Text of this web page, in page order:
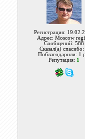
Регистрация:
Адрес: Moscow
Сообщений: 588
Сказал(а) спасибо:
Поблагодарили: 1
Репутация: 1